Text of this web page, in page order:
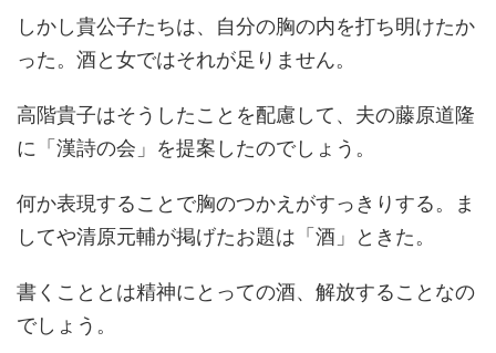
しかし貴公子たちは、自分の胸の内を打ち明けたか
った。酒と女ではそれが足りません。
高階貴子はそうしたことを配慮して、夫の藤原道隆
に「漢詩の会」を提案したのでしょう。
何か表現することで胸のつかえがすっきりする。ま
してや清原元輔が掲げたお題は「酒」ときた。
書くこととは精神にとっての酒、解放することなの
でしょう。